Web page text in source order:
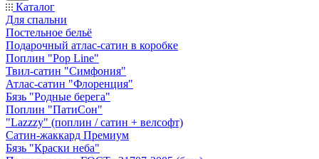
Каталог
Для спальни
Постельное бельё
Подарочный атлас-сатин в коробке
Поплин "Pop Line"
Твил-сатин "Симфония"
Атлас-сатин "Флоренция"
Бязь "Родные берега"
Поплин "ПатиСон"
"Lazzzy" (поплин / сатин + велсофт)
Сатин-жаккард Премиум
Бязь "Краски неба"